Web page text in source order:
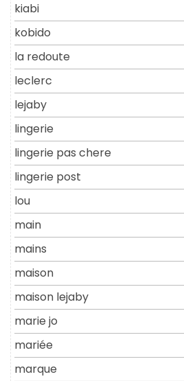
kiabi
kobido
la redoute
leclerc
lejaby
lingerie
lingerie pas chere
lingerie post
lou
main
mains
maison
maison lejaby
marie jo
mariée
marque